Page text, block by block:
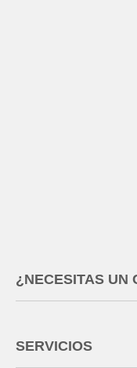
¿NECESITAS UN
SERVICIOS